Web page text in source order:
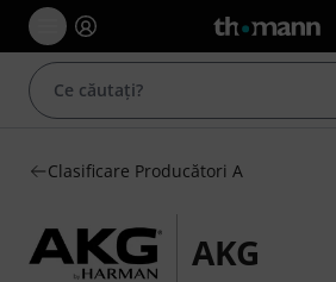
Clasificare Producători A
AKG